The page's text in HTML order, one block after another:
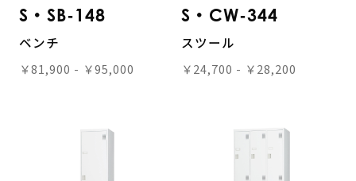
S・SB-148
ベンチ
￥81,900 - ￥95,000
S・CW-344
スツール
￥24,700 - ￥28,200